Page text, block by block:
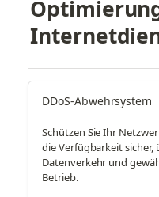
DDoS-Abwehrsystem
Schützen Sie Ihr
die Verfügbarkeit sicher,
Datenverkehr und
Betrieb.